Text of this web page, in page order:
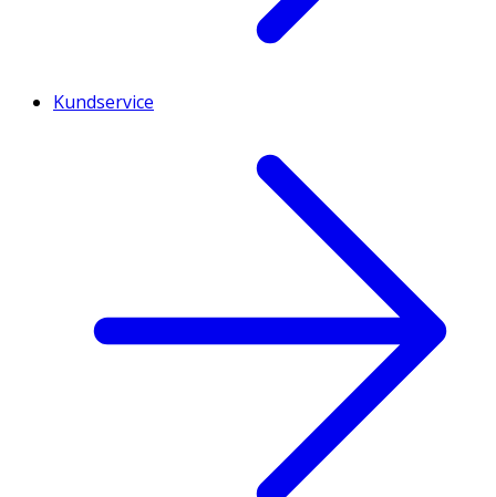
Kundservice